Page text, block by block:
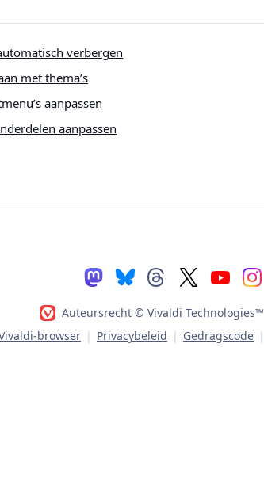
verbergen
met thema’s
aanpassen
aanpassen
Auteursrecht © Vivaldi Technologies™
browser | Privacybeleid | Gedragscode |